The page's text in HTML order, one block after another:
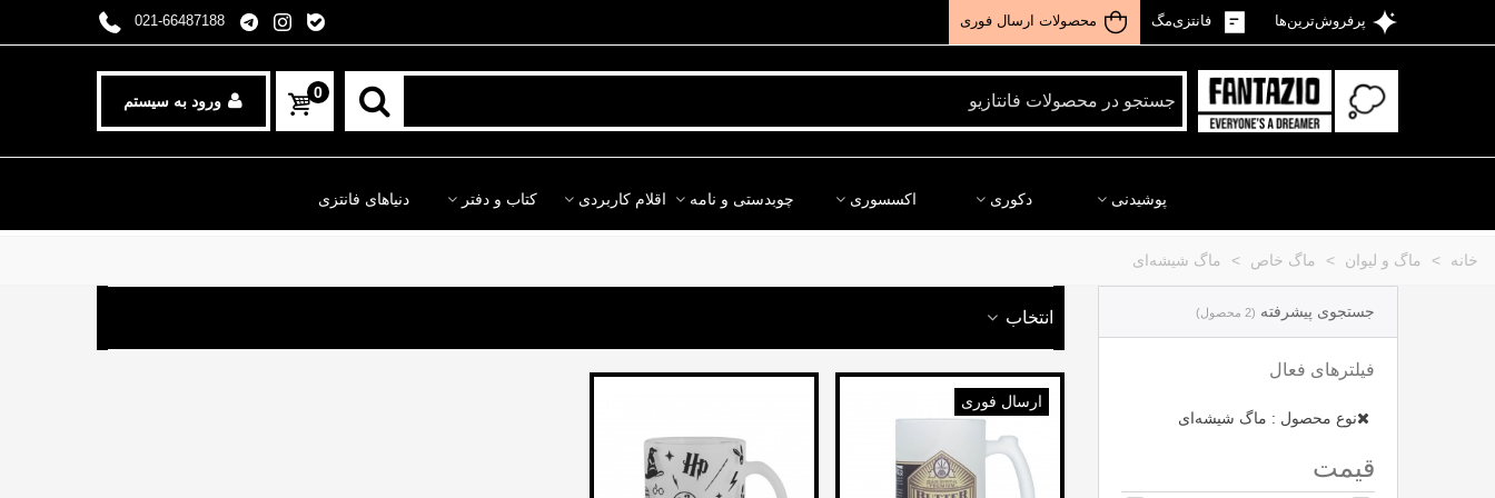
پرفروش‌ترین‌ها فانتزی‌مگ محصولات ارسال فوری 021-66487188
0 ورود به سیستم
پوشیدنی دکوری اکسسوری چوبدستی و نامه اقلام کاربردی کتاب و دفتر دنیاهای فانتزی
خانه > ماگ و لیوان > ماگ خاص > ماگ شیشه‌ای
جستجوی پیشرفته (2 محصول)
فیلترهای فعال
نوع محصول : ماگ شیشه‌ای
قیمت
انتخاب
ارسال فوری